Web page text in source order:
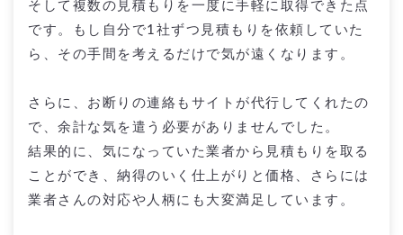
そして複数の見積もりを一度に手軽に取得できた点
です。もし自分で1社ずつ見積もりを依頼していた
ら、その手間を考えるだけで気が遠くなります。
さらに、お断りの連絡もサイトが代行してくれたの
で、余計な気を遣う必要がありませんでした。
結果的に、気になっていた業者から見積もりを取る
ことができ、納得のいく仕上がりと価格、さらには
業者さんの対応や人柄にも大変満足しています。